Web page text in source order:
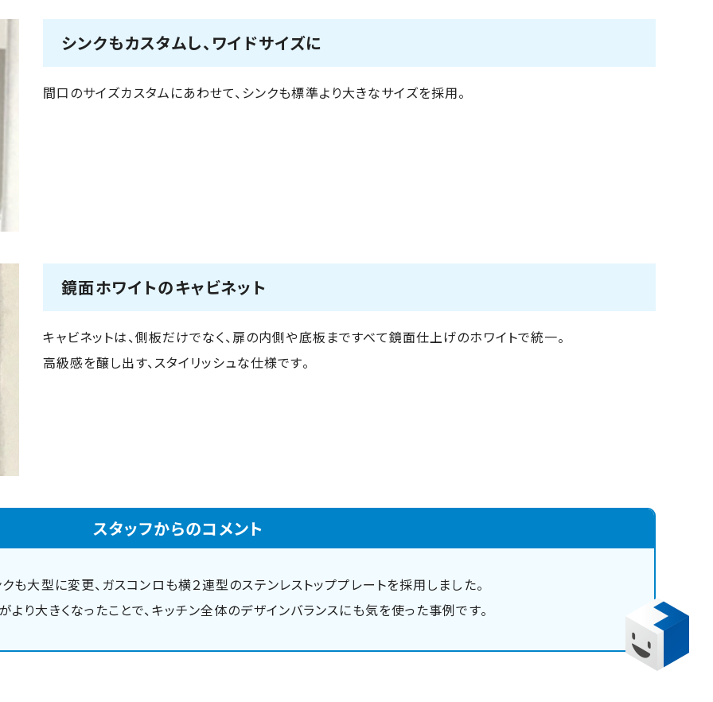
シンクもカスタムし、ワイドサイズに
間口のサイズカスタムにあわせて、シンクも標準より大きなサイズを採用。
鏡面ホワイトのキャビネット
キャビネットは、側板だけでなく、扉の内側や底板まですべて鏡面仕上げのホワイトで統一。
高級感を醸し出す、スタイリッシュな仕様です。
スタッフからのコメント
も大型に変更、ガスコンロも横２連型のステンレストッププレートを採用しました。
り大きくなったことで、キッチン全体のデザインバランスにも気を使った事例です。